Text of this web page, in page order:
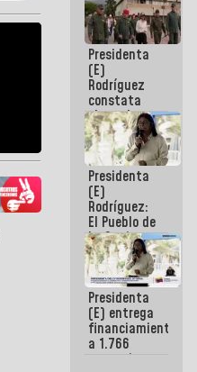
desarrollo
logístico y
turístico
para La
Guaira
Presidenta
(E)
Rodríguez
constata
obras de
rehabilitación
de Escuela
Militar de
Mamo en La
Guaira
Presidenta
(E)
Rodríguez:
El Pueblo de
La Guaira
siempre
estará
acompañada
por el
Gobierno
Nacional
Presidenta
(E) entrega
financiamientos
a 1.766
comerciantes